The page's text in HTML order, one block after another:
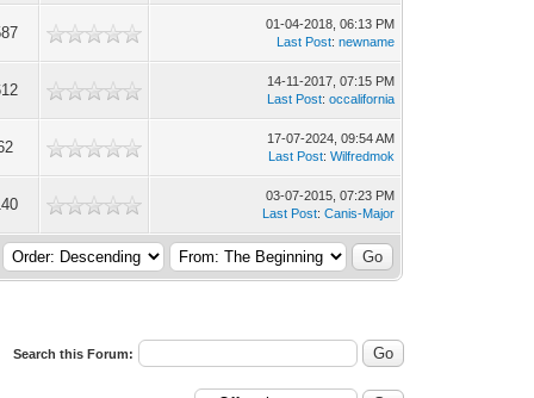
01-04-2018, 06:13 PM
Last Post:newname
14-11-2017, 07:15 PM
Last Post:occalifornia
17-07-2024, 09:54 AM
Last Post:Wilfredmok
03-07-2015, 07:23 PM
Last Post:Canis-Major
Search this Forum: